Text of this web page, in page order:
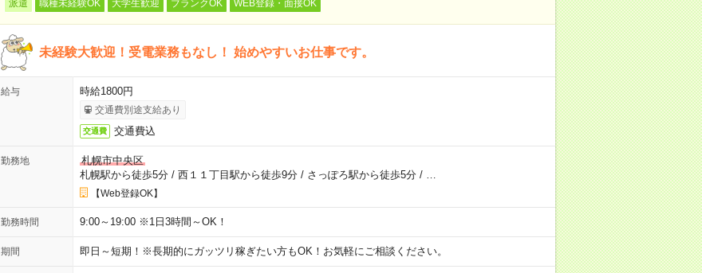
派遣 職種未経験OK 大学生歓迎 ブランクOK WEB登録・面接OK
未経験大歓迎！受電業務もなし！ 始めやすいお仕事です。
給与 時給1800円
交通費別途支給あり
交通費 交通費込
勤務地
札幌市中央区
札幌駅から徒歩5分/ 西１１丁目駅から徒歩9分/ さっぽろ駅から徒歩5分/
【Web登録OK】
勤務時間 9:00～19:00 ※1日3時間～OK！
期間 即日～短期！※長期的にガッツリ稼ぎたい方もOK！お気軽にご相談ください。